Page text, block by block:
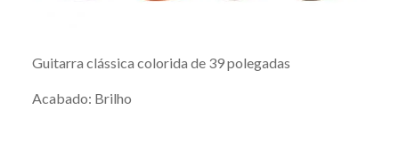
Guitarra clássica colorida de 39 polegadas
Acabado: Brilho